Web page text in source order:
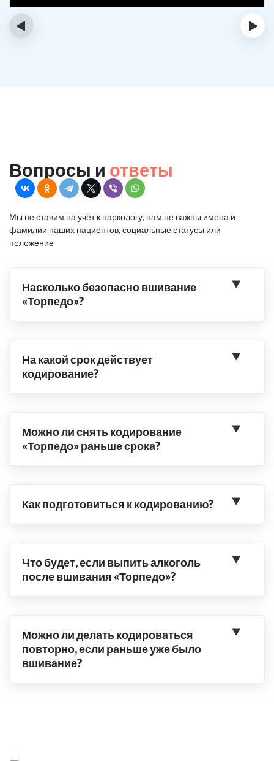
‹ ›
Вопросы и ответы
Мы не ставим на учёт к наркологу, нам не важны имена и
фамилии наших пациентов, социальные статусы или
положение
Насколько безопасно вшивание
«Торпедо»?
На какой срок действует
кодирование?
Можно ли снять кодирование
«Торпедо» раньше срока?
Как подготовиться к кодированию?
Что будет, если выпить алкоголь
после вшивания «Торпедо»?
Можно ли делать кодироваться
повторно, если раньше уже было
вшивание?